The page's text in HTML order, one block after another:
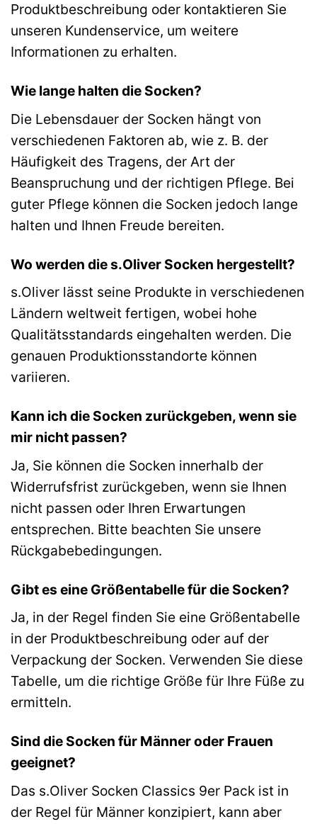
Produktbeschreibung oder kontaktieren Sie
unseren Kundenservice, um weitere
Informationen zu erhalten.
Wie lange halten die Socken?
Die Lebensdauer der Socken hängt von
verschiedenen Faktoren ab, wie z. B. der
Häufigkeit des Tragens, der Art der
Beanspruchung und der richtigen Pflege. Bei
guter Pflege können die Socken jedoch lange
halten und Ihnen Freude bereiten.
Wo werden die s.Oliver Socken hergestellt?
s.Oliver lässt seine Produkte in verschiedenen
Ländern weltweit fertigen, wobei hohe
Qualitätsstandards eingehalten werden. Die
genauen Produktionsstandorte können
variieren.
Kann ich die Socken zurückgeben, wenn sie
mir nicht passen?
Ja, Sie können die Socken innerhalb der
Widerrufsfrist zurückgeben, wenn sie Ihnen
nicht passen oder Ihren Erwartungen
entsprechen. Bitte beachten Sie unsere
Rückgabebedingungen.
Gibt es eine Größentabelle für die Socken?
Ja, in der Regel finden Sie eine Größentabelle
in der Produktbeschreibung oder auf der
Verpackung der Socken. Verwenden Sie diese
Tabelle, um die richtige Größe für Ihre Füße zu
ermitteln.
Sind die Socken für Männer oder Frauen
geeignet?
Das s.Oliver Socken Classics 9er Pack ist in
der Regel für Männer konzipiert, kann aber